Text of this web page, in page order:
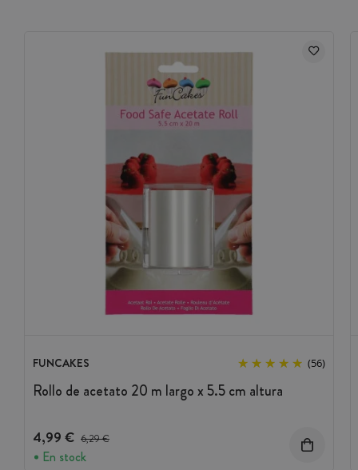
FUNCAKES (56)
Rollo de acetato 20 m largo x 5.5 cm altura
4,99 € Precio antes del descuento
6,29 €
En stock